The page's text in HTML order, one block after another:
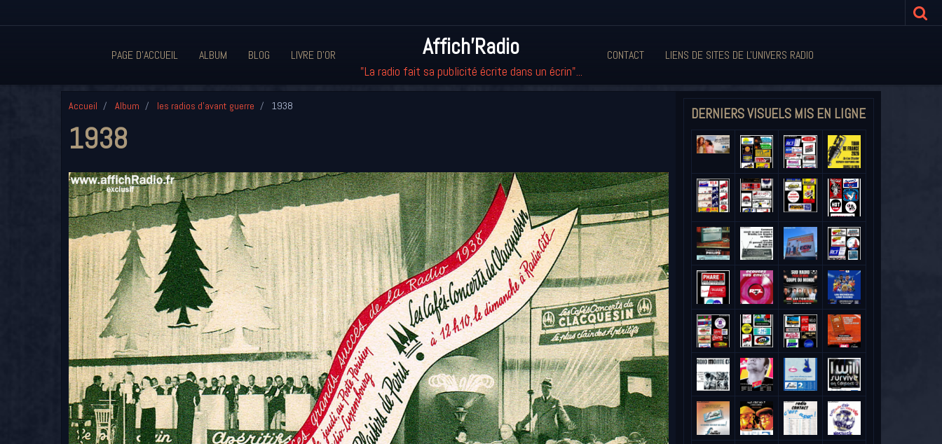
PAGE D'ACCUEIL ALBUM BLOG LIVRE D'OR Affich'Radio
"La radio fait sa publicité écrite dans un écrin"...
CONTACT LIENS DE SITES DE L'UNIVERS RADIO
Accueil Album les radios d'avant guerre 1938
1938
DERNIERS VISUELS MIS EN LIGNE